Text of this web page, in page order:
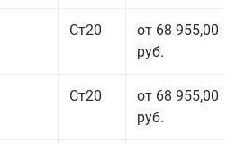
Ст20
от 68 955,00
руб.
Ст20
от 68 955,00
руб.